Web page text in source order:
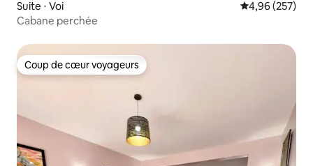
Suite ⋅ Voi Évaluation
4,96 (257)
Cabane perchée
Coup de cœur voyageurs
Coup de cœur voyageurs